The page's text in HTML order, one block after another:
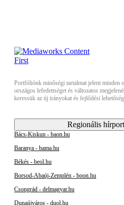
Portfóliónk minőségi tartalmat jelent minden
országos lefedettséget és változatos
keressük az új irányokat és fejlődési
Regionális
Bács-Kiskun - baon.hu
Baranya - bama.hu
Békés - beol.hu
Borsod-Abaúj-Zemplén - boon.hu
Csongrád - delmagyar.hu
Dunaújváros - duol.hu